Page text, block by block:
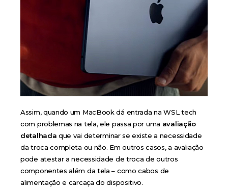
Assim, quando um MacBook dá entrada na WSL tech
com problemas na tela, ele passa por uma avaliação
detalhada que vai determinar se existe a necessidade
da troca completa ou não. Em outros casos, a avaliação
pode atestar a necessidade de troca de outros
componentes além da tela – como cabos de
alimentação e carcaça do dispositivo.